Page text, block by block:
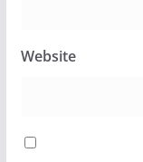
Website